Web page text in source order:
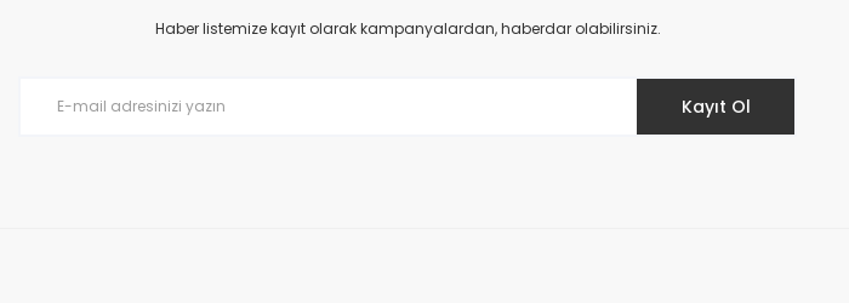
Ürün açıklamasında eksik bilgiler bulunuyor.
Haber listemize kayıt olarak kampanyalardan, haberdar olabilirsiniz.
Kayıt Ol